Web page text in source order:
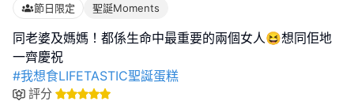
節日限定 聖誕Moments
同老婆及媽媽！都係生命中最重要的兩個女人😆想同佢地
#我想食LIFETASTIC聖誕蛋糕
評分